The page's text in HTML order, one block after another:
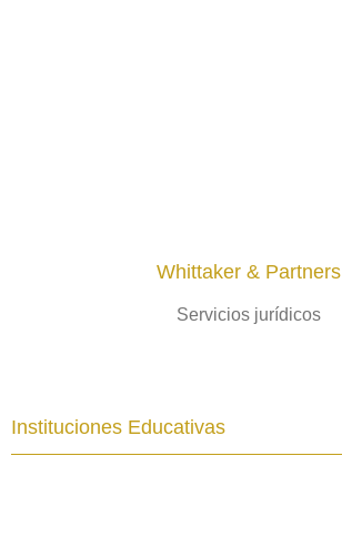
Whittaker & Partners
Servicios jurídicos
Instituciones Educativas